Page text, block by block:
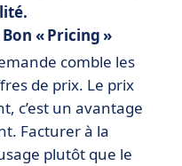
« Pricing »
comble les
de prix. Le prix
c’est un avantage
Facturer à la
plutôt que le